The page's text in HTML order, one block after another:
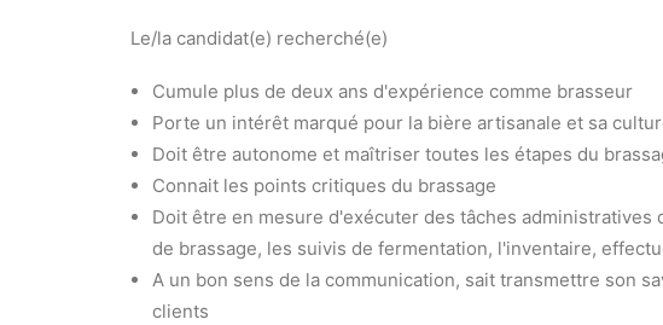
Le/la candidat(e) recherché(e)
Cumule plus de deux ans d'expérience comme brasseur
Porte un intérêt marqué pour la bière artisanale et sa
Doit être autonome et maîtriser toutes les étapes du
Connait les points critiques du brassage
Doit être en mesure d'exécuter des tâches
de brassage, les suivis de fermentation, l'inventaire,
A un bon sens de la communication, sait transmettre son
clients